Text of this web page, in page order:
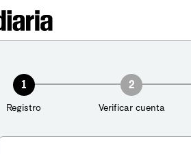
1
Registro
2
Verificar cuenta